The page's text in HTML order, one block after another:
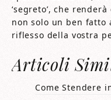
‘segreto’, che
non solo un ben fatto
riflesso della vostra
Articoli
Come Stendere